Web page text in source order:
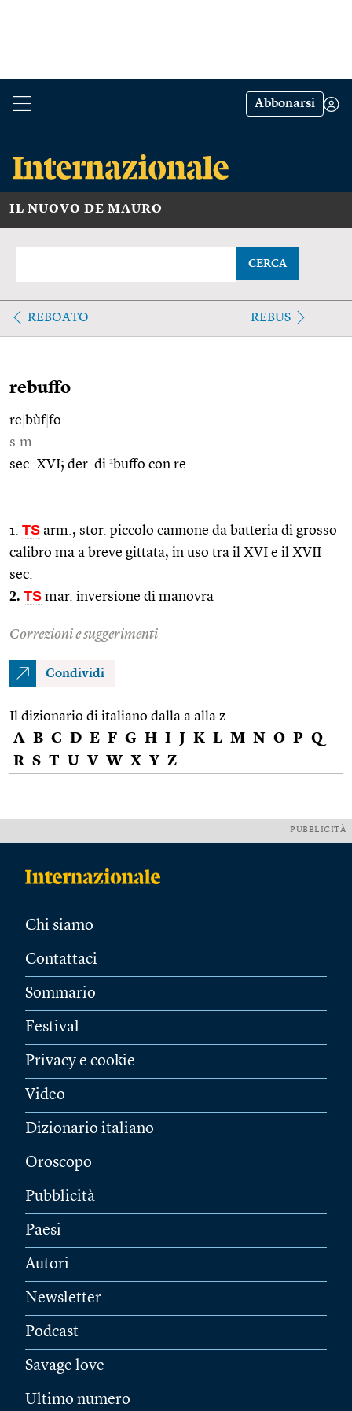
Abbonarsi
IL NUOVO DE MAURO
CERCA
REBOATO REBUS
rebuffo
re bùf|fo
s.m.
sec. XVI; der. di 2buffo con re-.
1. TS arm., stor. piccolo cannone da batteria di grosso
calibro ma a breve gittata, in uso tra il XVI e il XVII
sec.
2. TS mar. inversione di manovra
Correzioni e suggerimenti
Condividi
Il dizionario di italiano dalla a alla z
A B C D E F G H I J K L M N O P Q
R S T U V W X Y Z
PUBBLICITÀ
Chi siamo
Contattaci
Sommario
Festival
Privacy e cookie
Video
Dizionario italiano
Oroscopo
Pubblicità
Paesi
Autori
Newsletter
Podcast
Savage love
Ultimo numero